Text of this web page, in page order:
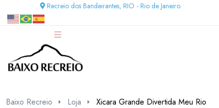
Recreio dos Bandeirantes, RIO - Rio de Janeiro
Baixo Recreio Loja Xicara Grande Divertida Meu Rio